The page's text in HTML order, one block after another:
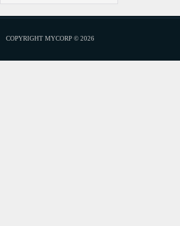
COPYRIGHT MYCORP © 2026